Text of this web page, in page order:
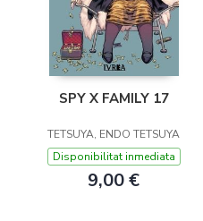
SPY X FAMILY 17
TETSUYA, ENDO TETSUYA
Disponibilitat inmediata
9,00 €